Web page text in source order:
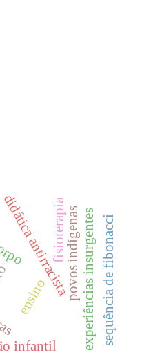
ensino
didática antirracistaexperiências insurgentes
infantil
fisioterapia sequência de fibonacci
povos indígenas